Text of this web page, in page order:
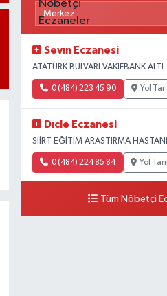
Sevın Eczanesi
ATATÜRK BULVARI VAKIFBANK ALTI
0 (484) 223 45 90 Yol
Dıcle Eczanesi
SİİRT EĞİTİM ARAŞTIRMA
0 (484) 224 85 84 Yol
Tüm Nöbetçi